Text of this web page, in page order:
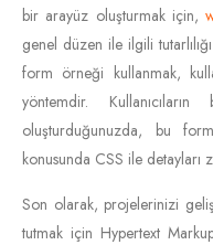
bir arayüz oluşturmak için,
genel düzen ile ilgili
form örneği kullanmak,
yöntemdir.
oluşturduğunuzda, bu
konusunda CSS ile detayları
Son olarak, projelerinizi
tutmak için Hypertext